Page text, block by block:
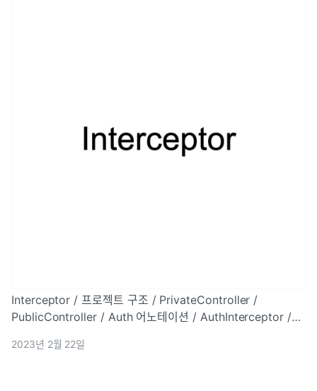
Interceptor / 프로젝트 구조 / PrivateController /
PublicController / Auth 어노테이션 / AuthInterceptor /
2023년 2월 22일